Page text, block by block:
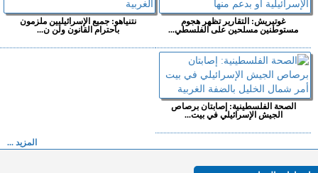
غوتيريش: التقارير تظهر هجوم
مستوطنين مسلحين على الفلسطي...
نتنياهو: جميع الإسرائيليين ملزمون
باحترام القانون ولن ن...
الصحة الفلسطينية: إصابتان برصاص
الجيش الإسرائيلي في بيت...
المزيد ...